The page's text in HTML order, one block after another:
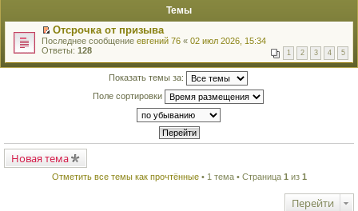
о
м
у
н
е
н
о
м
у
к
п
е
р
в
о
ч
и
т
а
Темы
П
е
е
в
м
у
н
Отсрочка от призыва
Последнее сообщение евгений 76 « 02 июл 2026, 15:34
Ответы: 128 1 2 3 4 5
Показать темы за:
Поле сортировки
Новая тема
Отметить все темы как прочтённые• 1 тема • Страница 1 из 1
Перейти